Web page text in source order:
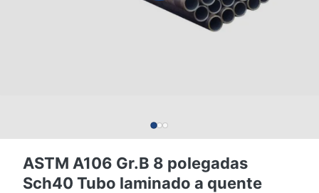
ASTM A106 Gr.B 8 polegadas
Sch40 Tubo laminado a quente